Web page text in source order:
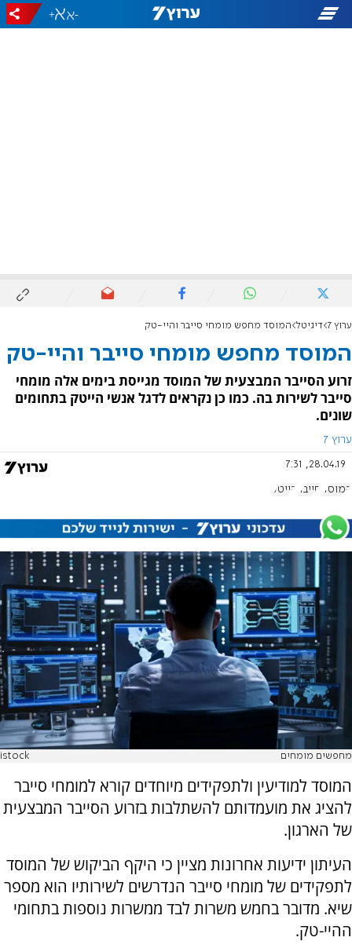
-
+
ערוץ 7 דיגיטל המוסד מחפש מומחי סייבר והיי-טק
המוסד מחפש מומחי סייבר והיי-טק
זרוע הסייבר המבצעית של המוסד מגייסת בימים אלה מומחי
סייבר לשירות בה. כמו כן נקראים לדגל אנשי הייטק בתחומים
שונים.
ערוץ 7
28.04.19, 7:31
המוסד סייבר הייטק
מחפשים מומחים istock
המוסד למודיעין ולתפקידים מיוחדים קורא למומחי סייבר
להציג את מועמדותם להשתלבות בזרוע הסייבר המבצעית
של הארגון.
העיתון ידיעות אחרונות מציין כי היקף הביקוש של המוסד
לתפקידים של מומחי סייבר הנדרשים לשירותיו הוא מספר
שיא. מדובר בחמש משרות לבד ממשרות נוספות בתחומי
ההיי-טק.